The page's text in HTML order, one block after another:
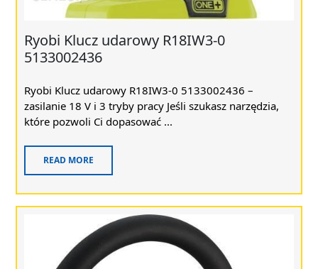
Ryobi Klucz udarowy R18IW3-0
5133002436
Ryobi Klucz udarowy R18IW3-0 5133002436 –
zasilanie 18 V i 3 tryby pracy Jeśli szukasz narzędzia,
które pozwoli Ci dopasować ...
READ MORE